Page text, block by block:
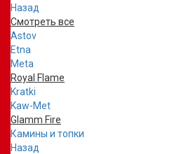
Назад
Смотреть все
Astov
Etna
Meta
Royal Flame
Kratki
Kaw-Met
Glamm Fire
Камины и топки
Назад